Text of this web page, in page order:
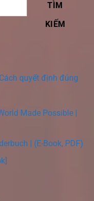
TÌM
KIẾM
quyết định đúng
Made Possible |
| (E-Book, PDF)